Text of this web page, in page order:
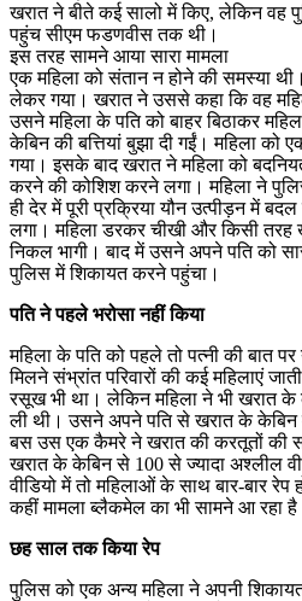
खरात ने बीते कई सालो में किए, लेकिन वह
पहुंच सीएम फडणवीस तक थी।
इस तरह सामने आया सारा मामला
एक महिला को संतान न होने की समस्या
लेकर गया। खरात ने उससे कहा कि वह
उसने महिला के पति को बाहर बिठाकर
केबिन की बत्तियां बुझा दी गईं। महिला
गया। इसके बाद खरात ने महिला को
करने की कोशिश करने लगा। महिला ने
ही देर में पूरी प्रक्रिया यौन उत्पीड़न में
लगा। महिला डरकर चीखी और किसी
निकल भागी। बाद में उसने अपने पति को
पुलिस में शिकायत करने पहुंचा।
पति ने पहले भरोसा नहीं किया
महिला के पति को पहले तो पत्नी की बात
मिलने संभ्रांत परिवारों की कई महिलाएं
रसूख भी था। लेकिन महिला ने भी खरात के
ली थी। उसने अपने पति से खरात के केबिन
बस उस एक कैमरे ने खरात की करतूतों की
खरात के केबिन से 100 से ज्यादा अश्लील
वीडियो में तो महिलाओं के साथ बार-बार
कहीं मामला ब्लैकमेल का भी सामने आ रहा
छह साल तक किया रेप
पुलिस को एक अन्य महिला ने अपनी